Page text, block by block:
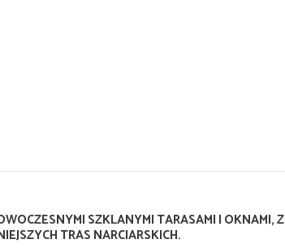
SZKLANYMI TARASAMI I OKNAMI, Z
TRAS NARCIARSKICH.